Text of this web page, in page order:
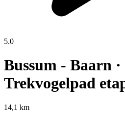
5.0
Bussum - Baarn ·
Trekvogelpad
14,1 km